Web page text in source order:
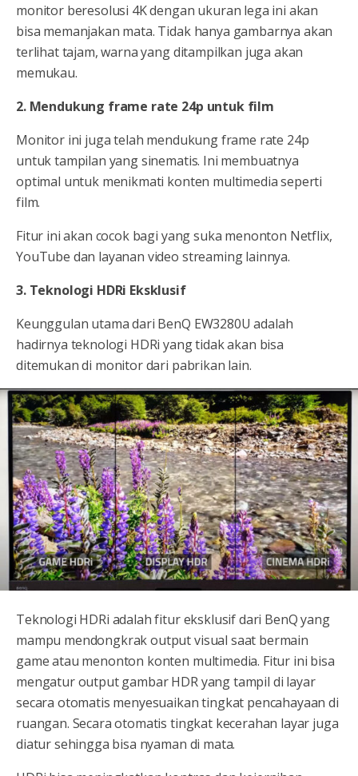
monitor beresolusi 4K dengan ukuran lega ini akan
bisa memanjakan mata. Tidak hanya gambarnya akan
terlihat tajam, warna yang ditampilkan juga akan
memukau.
2. Mendukung frame rate 24p untuk film
Monitor ini juga telah mendukung frame rate 24p
untuk tampilan yang sinematis. Ini membuatnya
optimal untuk menikmati konten multimedia seperti
film.
Fitur ini akan cocok bagi yang suka menonton Netflix,
YouTube dan layanan video streaming lainnya.
3. Teknologi HDRi Eksklusif
Keunggulan utama dari BenQ EW3280U adalah
hadirnya teknologi HDRi yang tidak akan bisa
ditemukan di monitor dari pabrikan lain.
Teknologi HDRi adalah fitur eksklusif dari BenQ yang
mampu mendongkrak output visual saat bermain
game atau menonton konten multimedia. Fitur ini bisa
mengatur output gambar HDR yang tampil di layar
secara otomatis menyesuaikan tingkat pencahayaan di
ruangan. Secara otomatis tingkat kecerahan layar juga
diatur sehingga bisa nyaman di mata.